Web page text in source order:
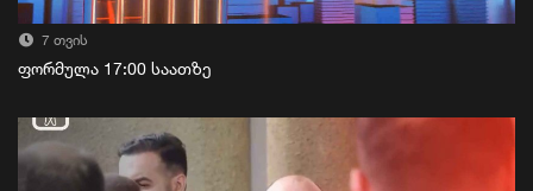
7 თვის
ფორმულა 17:00 საათზე